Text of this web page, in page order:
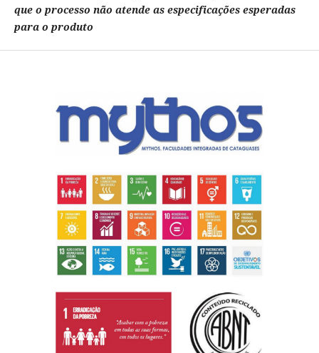
que o processo não atende as especificações esperadas
para o produto